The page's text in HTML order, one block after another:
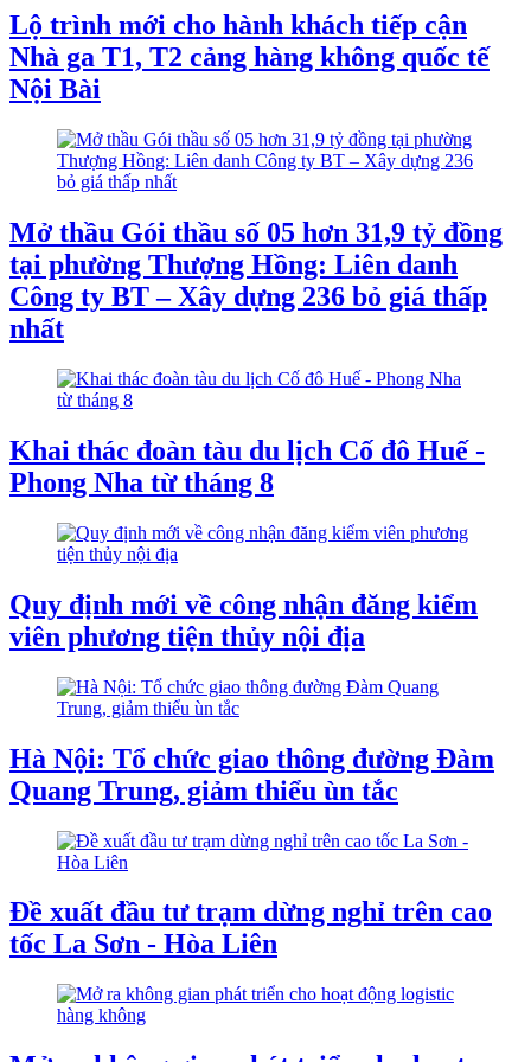
Lộ trình mới cho hành khách tiếp cận
Nhà ga T1, T2 cảng hàng không quốc tế
Nội Bài
Mở thầu Gói thầu số 05 hơn 31,9 tỷ đồng
tại phường Thượng Hồng: Liên danh
Công ty BT – Xây dựng 236 bỏ giá thấp
nhất
Khai thác đoàn tàu du lịch Cố đô Huế -
Phong Nha từ tháng 8
Quy định mới về công nhận đăng kiểm
viên phương tiện thủy nội địa
Hà Nội: Tổ chức giao thông đường Đàm
Quang Trung, giảm thiểu ùn tắc
Đề xuất đầu tư trạm dừng nghỉ trên cao
tốc La Sơn - Hòa Liên